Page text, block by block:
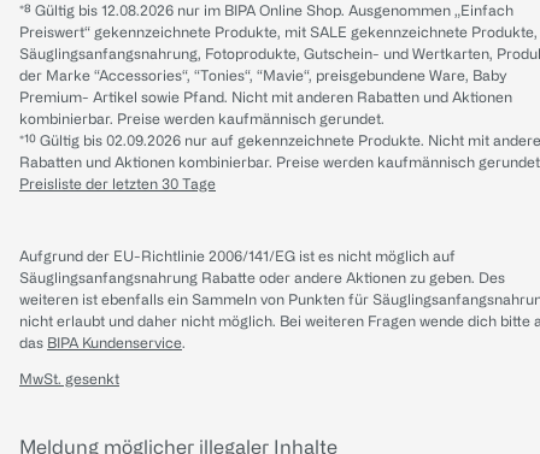
*⁸ Gültig bis 12.08.2026 nur im BIPA Online Shop. Ausgenommen „Einfach
Preiswert“ gekennzeichnete Produkte, mit SALE gekennzeichnete Produkte,
Säuglingsanfangsnahrung, Fotoprodukte, Gutschein- und Wertkarten,
der Marke “Accessories“, “Tonies“, “Mavie“, preisgebundene Ware, Baby
Premium- Artikel sowie Pfand. Nicht mit anderen Rabatten und Aktionen
kombinierbar. Preise werden kaufmännisch gerundet.
*¹⁰ Gültig bis 02.09.2026 nur auf gekennzeichnete Produkte. Nicht mit
Rabatten und Aktionen kombinierbar. Preise werden kaufmännisch
Preisliste der letzten 30 Tage
Aufgrund der EU-Richtlinie 2006/141/EG ist es nicht möglich auf
Säuglingsanfangsnahrung Rabatte oder andere Aktionen zu geben. Des
weiteren ist ebenfalls ein Sammeln von Punkten für
nicht erlaubt und daher nicht möglich. Bei weiteren Fragen wende dich bitte
das BIPA Kundenservice.
MwSt. gesenkt
Meldung möglicher illegaler Inhalte